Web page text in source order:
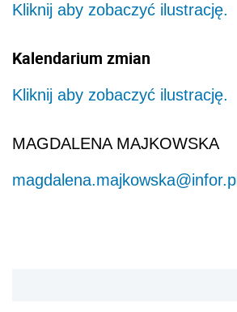
Kliknij aby zobaczyć ilustrację.
Kalendarium zmian
Kliknij aby zobaczyć ilustrację.
MAGDALENA MAJKOWSKA
magdalena.majkowska@infor.pl